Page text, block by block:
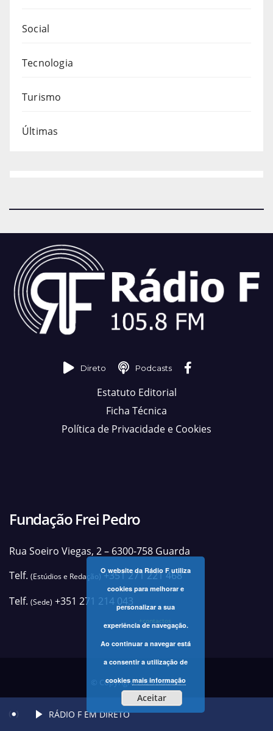
Social
Tecnologia
Turismo
Últimas
Direto Podcasts
Estatuto Editorial
Ficha Técnica
Política de Privacidade e Cookies
Fundação Frei Pedro
Rua Soeiro Viegas, 2 – 6300-758 Guarda
Telf. (Estúdios e Redação)+351 271 221 468
Telf. (Sede) +351 271 214 043
+contactos
© Copyright 2025 Rádio F
O website da Rádio F utiliza
cookies para melhorar e
personalizar a sua
experiência de navegação.
Ao continuar a navegar está
a consentir a utilização de
cookiesmais informação
Aceitar
RÁDIO F EM DIRETO